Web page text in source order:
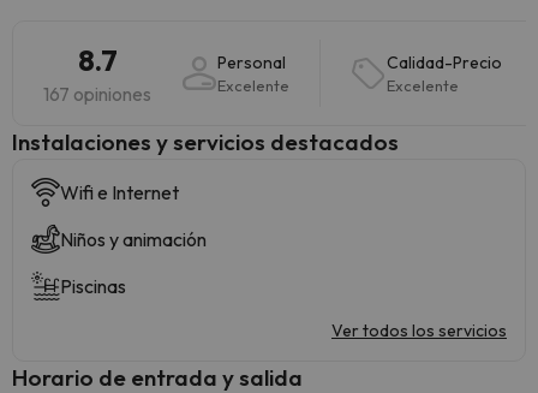
8.7
167 opiniones
Personal
Excelente
Calidad-Precio
Excelente
Instalaciones y servicios destacados
Wifi e Internet
Niños y animación
Piscinas
Ver todos los servicios
Horario de entrada y salida